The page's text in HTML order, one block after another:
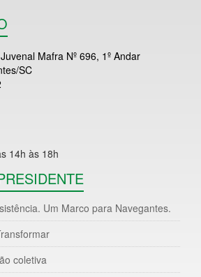
Mafra Nº 696, 1º Andar
SC
14h às 18h
Um Marco para Navegantes.
coletiva